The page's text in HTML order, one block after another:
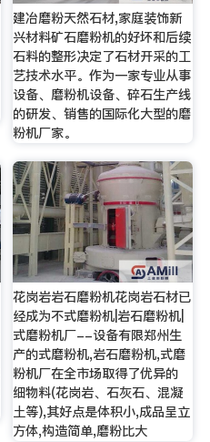
建冶磨粉天然石材,家庭装饰新
兴材料矿石磨粉机的好坏和后续
石料的整形决定了石材开采的工
艺技术水平。作为一家专业从事
设备、磨粉机设备、碎石生产线
的研发、销售的国际化大型的磨
粉机厂家。
花岗岩岩石磨粉机花岗岩石材已
经成为不式磨粉机|岩石磨粉机|
式磨粉机厂--设备有限郑州生
产的式磨粉机,岩石磨粉机,式磨
粉机厂在全市场取得了优异的
细物料(花岗岩、石灰石、混凝
土等),其好点是体积小,成品呈立
方体,构造简单,磨粉比大